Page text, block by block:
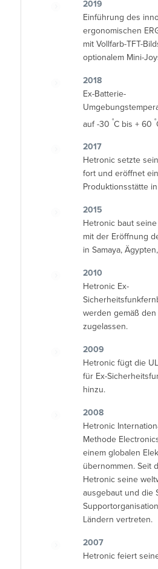
2019
Einführung des
ergonomischen
mit Vollfarb-TFT-
optionalem Mini-
2018
Ex-Batterie-
auf -30 °C bis + 60 °
2017
Hetronic setzte
fort und eröffnet
Produktionsstätte
2015
Hetronic baut
mit der Eröffnung
in Samaya,
2010
Hetronic Ex-
werden gemäß den
zugelassen.
2009
Hetronic fügt die
für Ex-
hinzu.
2008
Hetronic
Methode
einem globalen
übernommen. Seit
Hetronic seine
ausgebaut und die
Ländern vertreten.
2007
Hetronic feiert